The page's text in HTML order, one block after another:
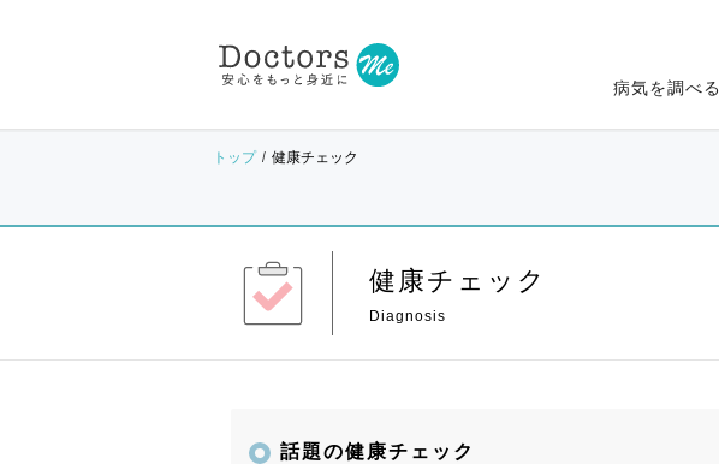
病気を調べる
トップ 健康チェック
健康チェック
話題の健康チェック